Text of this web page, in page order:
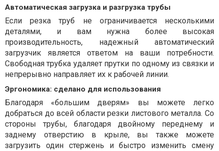
Автоматическая загрузка и разгрузка трубы
Если резка труб не ограничивается несколькими
деталями, и вам нужна более высокая
производительность, надежный автоматический
загрузчик является ответом на ваши потребности.
Свободная трубка удаляет прутки по одному из связки и
непрерывно направляет их к рабочей линии.
Эргономика: сделано для использования
Благодаря «большим дверям» вы можете легко
добраться до всей области резки листового металла. Со
стороны трубы, благодаря двойному переднему и
заднему отверстию в крыле, вы также можете
загрузить один стержень и быстро изменить смену